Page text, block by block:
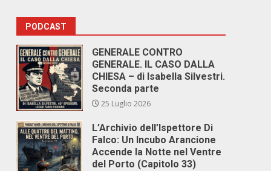
PODCAST
GENERALE CONTRO
GENERALE. IL CASO DALLA
CHIESA – di Isabella Silvestri.
Seconda parte
25 Luglio 2026
L’Archivio dell’Ispettore Di
Falco: Un Incubo Arancione
Accende la Notte nel Ventre
del Porto (Capitolo 33)